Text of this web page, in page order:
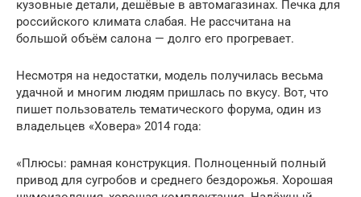
кузовные детали, дешёвые в автомагазинах. Печка для
российского климата слабая. Не рассчитана на
большой объём салона — долго его прогревает.
Несмотря на недостатки, модель получилась весьма
удачной и многим людям пришлась по вкусу. Вот, что
пишет пользователь тематического форума, один из
владельцев «Ховера» 2014 года:
«Плюсы: рамная конструкция. Полноценный полный
привод для сугробов и среднего бездорожья. Хорошая